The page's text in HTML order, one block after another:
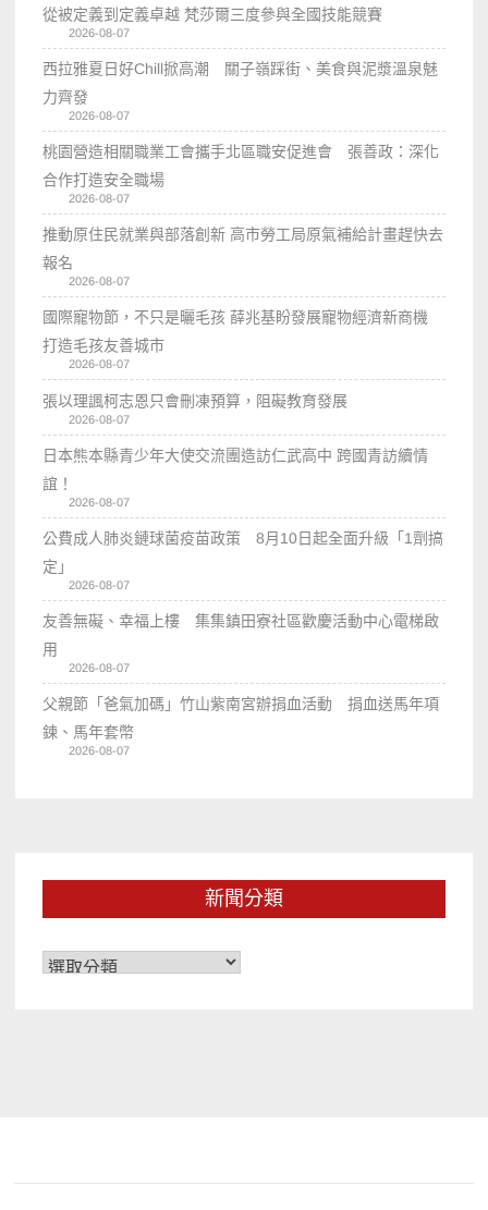
從被定義到定義卓越 梵莎爾三度參與全國技能競賽
2026-08-07
西拉雅夏日好Chill掀高潮 關子嶺踩街、美食與泥漿溫泉魅
力齊發
2026-08-07
桃園營造相關職業工會攜手北區職安促進會 張善政：深化
合作打造安全職場
2026-08-07
推動原住民就業與部落創新 高市勞工局原氣補給計畫趕快去
報名
2026-08-07
國際寵物節，不只是曬毛孩 薛兆基盼發展寵物經濟新商機
打造毛孩友善城市
2026-08-07
張以理諷柯志恩只會刪凍預算，阻礙教育發展
2026-08-07
日本熊本縣青少年大使交流團造訪仁武高中 跨國青訪續情
誼！
2026-08-07
公費成人肺炎鏈球菌疫苗政策 8月10日起全面升級「1劑搞
定」
2026-08-07
友善無礙、幸福上樓 集集鎮田寮社區歡慶活動中心電梯啟
用
2026-08-07
父親節「爸氣加碼」竹山紫南宮辦捐血活動 捐血送馬年項
鍊、馬年套幣
2026-08-07
新聞分類
新